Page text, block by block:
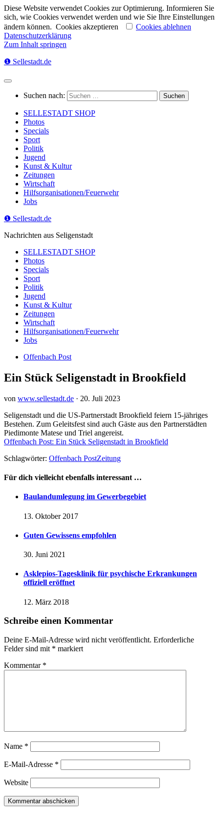
Diese Website verwendet Cookies zur Optimierung. Informieren Sie
sich, wie Cookies verwendet werden und wie Sie Ihre Einstellungen
ändern können. Cookies akzeptieren
Cookies ablehnen
Datenschutzerklärung
Zum Inhalt springen
❶ Sellestadt.de
Suchen nach:
SELLESTADT SHOP
Photos
Specials
Sport
Politik
Jugend
Kunst & Kultur
Zeitungen
Wirtschaft
Hilfsorganisationen/Feuerwehr
Jobs
❶ Sellestadt.de
Nachrichten aus Seligenstadt
SELLESTADT SHOP
Photos
Specials
Sport
Politik
Jugend
Kunst & Kultur
Zeitungen
Wirtschaft
Hilfsorganisationen/Feuerwehr
Jobs
Offenbach Post
Ein Stück Seligenstadt in Brookfield
von www.sellestadt.de · 20. Juli 2023
Seligenstadt und die US-Partnerstadt Brookfield feiern 15-jähriges
Bestehen. Zum Geleitsfest sind auch Gäste aus den Partnerstädten
Piedimonte Matese und Triel angereist.
Offenbach Post: Ein Stück Seligenstadt in Brookfield
Schlagwörter: Offenbach PostZeitung
Für dich vielleicht ebenfalls interessant …
Baulandumlegung im Gewerbegebiet
13. Oktober 2017
Guten Gewissens empfohlen
30. Juni 2021
Asklepios-Tagesklinik für psychische Erkrankungen
offiziell eröffnet
12. März 2018
Schreibe einen Kommentar
Deine E-Mail-Adresse wird nicht veröffentlicht. Erforderliche
Felder sind mit * markiert
Kommentar *
Name *
E-Mail-Adresse *
Website